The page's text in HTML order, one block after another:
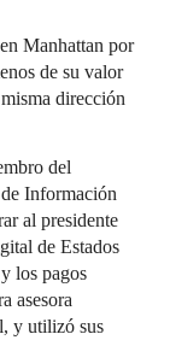
Manhattan por
de su valor
dirección
del
Información
al presidente
de Estados
los pagos
asesora
y utilizó sus